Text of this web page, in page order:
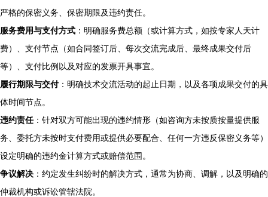
严格的保密义务、保密期限及违约责任。
服务费用与支付方式 ：明确服务费总额（或计算方式，如按专家人天计
费）、支付节点（如合同签订后、每次交流完成后、最终成果交付后
等）、支付比例以及对应的发票开具事宜。
履行期限与交付：明确技术交流活动的起止日期，以及各项成果交付的具
体时间节点。
违约责任：针对双方可能出现的违约情形（如咨询方未按质按量提供服
务、委托方未按时支付费用或提供必要配合、任何一方违反保密义务等）
设定明确的违约金计算方式或赔偿范围。
争议解决 ：约定发生纠纷时的解决方式，通常为协商、调解，以及明确的
仲裁机构或诉讼管辖法院。